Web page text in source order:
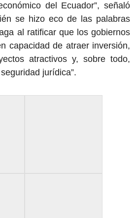
del Ecuador”, señaló
se hizo eco de las palabras
al ratificar que los gobiernos
capacidad de atraer inversión,
atractivos y, sobre todo,
jurídica”.